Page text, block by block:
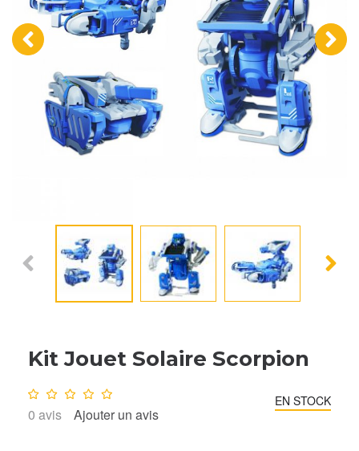
‹ ›
Kit Jouet Solaire Scorpion
Note : 0/10
0 avis Ajouter un avis
EN STOCK